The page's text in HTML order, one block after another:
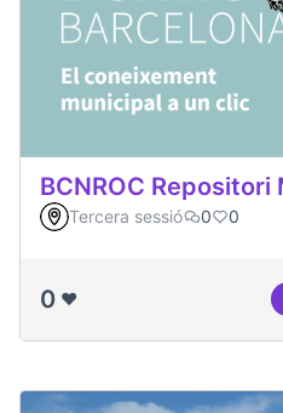
BCNROC Repositori
Tercera sessió 0 0
0 ❤️